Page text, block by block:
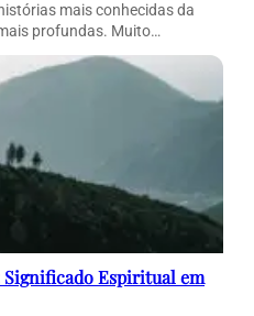
mais conhecidas da
profundas. Muito…
Espiritual em